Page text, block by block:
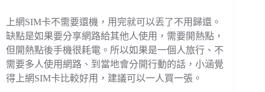
上網SIM卡不需要還機，用完就可以丟了不用歸還。
缺點是如果要分享網路給其他人使用，需要開熱點，
但開熱點後手機很耗電。所以如果是一個人旅行、不
需要多人使用網路、到當地會分開行動的話，小涵覺
得上網SIM卡比較好用，建議可以一人買一張。